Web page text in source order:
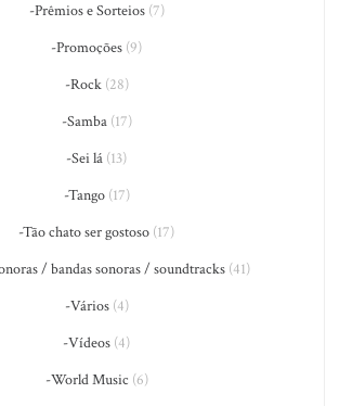
-Prêmios e Sorteios(7)
-Promoções (9)
-Rock(28)
-Samba(17)
-Sei lá (13)
-Tango(17)
-Tão chato ser gostoso (17)
/ bandas sonoras / soundtracks(41)
-Vários(4)
-Vídeos (4)
-World Music (6)